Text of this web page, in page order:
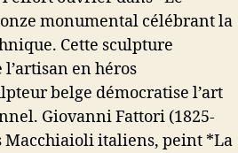
monumental célébrant la
Cette sculpture
en héros
belge démocratise l’art
Giovanni Fattori (1825-
Macchiaioli italiens, peint *La